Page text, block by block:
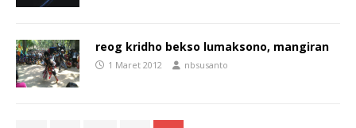
reog kridho bekso lumaksono, mangiran
1 Maret 2012 nbsusanto